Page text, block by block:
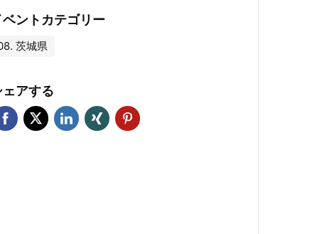
ベントカテゴリー
茨城県
ェアする